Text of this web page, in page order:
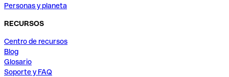
Personas y planeta
RECURSOS
Centro de recursos
Blog
Glosario
Soporte y FAQ